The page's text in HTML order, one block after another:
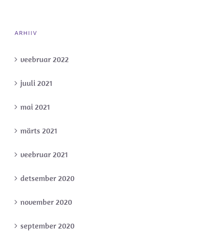
ARHIIV
veebruar 2022
juuli 2021
mai 2021
märts 2021
veebruar 2021
detsember 2020
november 2020
september 2020